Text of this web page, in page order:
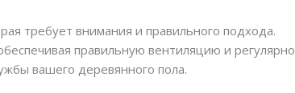
требует внимания и правильного подхода.
правильную вентиляцию и регулярно
вашего деревянного пола.